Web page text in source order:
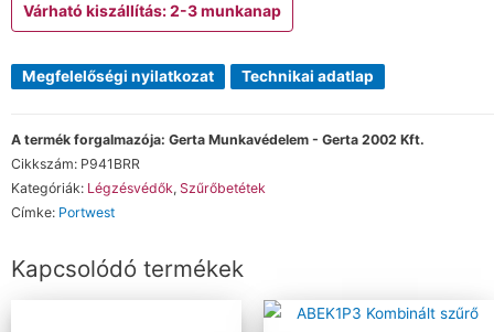
Várható kiszállítás: 2-3 munkanap
Megfelelőségi nyilatkozat Technikai adatlap
A termék forgalmazója: Gerta Munkavédelem - Gerta 2002 Kft.
Cikkszám: P941BRR
Kategóriák: Légzésvédők, Szűrőbetétek
Címke: Portwest
Kapcsolódó termékek